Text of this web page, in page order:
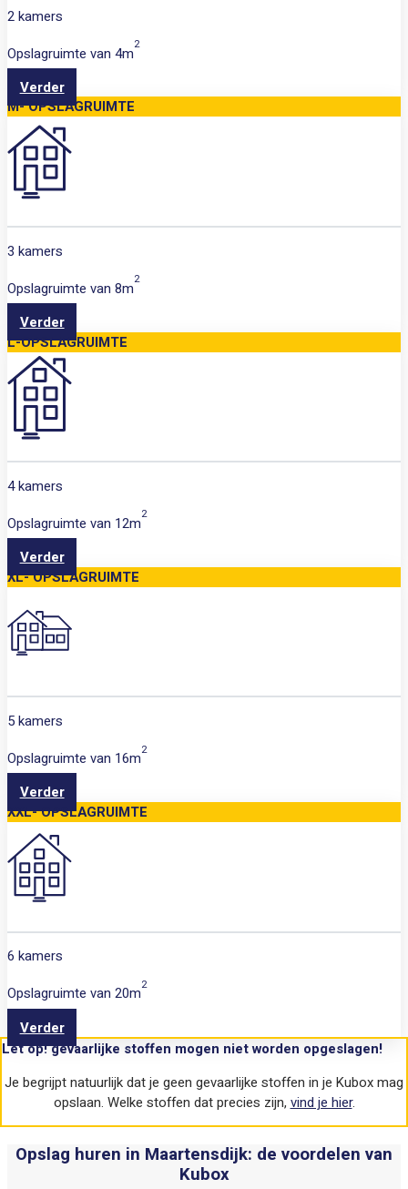
2 kamers
Opslagruimte van 4m2
Verder
M- OPSLAGRUIMTE
3 kamers
Opslagruimte van 8m2
Verder
L-OPSLAGRUIMTE
4 kamers
Opslagruimte van 12m2
Verder
XL- OPSLAGRUIMTE
5 kamers
Opslagruimte van 16m2
Verder
XXL- OPSLAGRUIMTE
6 kamers
Opslagruimte van 20m2
Verder
Let op! gevaarlijke stoffen mogen niet worden opgeslagen!
Je begrijpt natuurlijk dat je geen gevaarlijke stoffen in je Kubox mag
opslaan. Welke stoffen dat precies zijn, vind je hier.
Opslag huren in Maartensdijk: de voordelen van
Kubox